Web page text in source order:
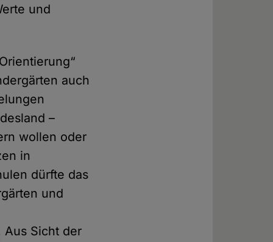
und
auch
–
wollen oder
in
dürfte das
und
Aus Sicht der